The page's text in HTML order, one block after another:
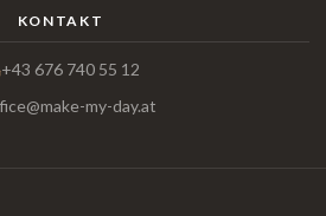
KONTAKT
+43 676 740 55 12
my-day.at